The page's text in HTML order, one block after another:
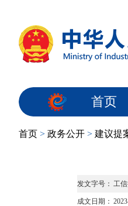
首页
首页 > 政务公开 > 建议提
发文字号： 工
成文日期：